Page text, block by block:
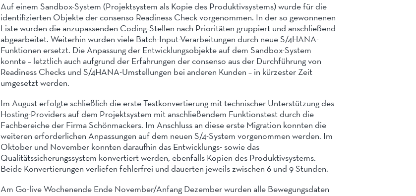
Auf einem Sandbox-System (Projektsystem als Kopie des Produktivsystems) wurde für die
identifizierten Objekte der consenso Readiness Check vorgenommen. In der so gewonnenen
Liste wurden die anzupassenden Coding-Stellen nach Prioritäten gruppiert und anschließend
abgearbeitet. Weiterhin wurden viele Batch-Input-Verarbeitungen durch neue S/4HANA-
Funktionen ersetzt. Die Anpassung der Entwicklungsobjekte auf dem Sandbox-System
konnte – letztlich auch aufgrund der Erfahrungen der consenso aus der Durchführung von
Readiness Checks und S/4HANA-Umstellungen bei anderen Kunden – in kürzester Zeit
umgesetzt werden.
Im August erfolgte schließlich die erste Testkonvertierung mit technischer Unterstützung des
Hosting-Providers auf dem Projektsystem mit anschließendem Funktionstest durch die
Fachbereiche der Firma Schönmackers. Im Anschluss an diese erste Migration konnten die
weiteren erforderlichen Anpassungen auf dem neuen S/4-System vorgenommen werden. Im
Oktober und November konnten daraufhin das Entwicklungs- sowie das
Qualitätssicherungssystem konvertiert werden, ebenfalls Kopien des Produktivsystems.
Beide Konvertierungen verliefen fehlerfrei und dauerten jeweils zwischen 6 und 9 Stunden.
Am Go-live Wochenende Ende November/Anfang Dezember wurden alle Bewegungsdaten